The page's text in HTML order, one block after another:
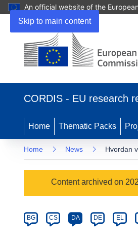
Skip to main content
An official website of the
new
CORDIS - EU research
Home Thematic Packs
Home News Hvordan
Category
Content archived on
Article
available
BG CS DA DE EL